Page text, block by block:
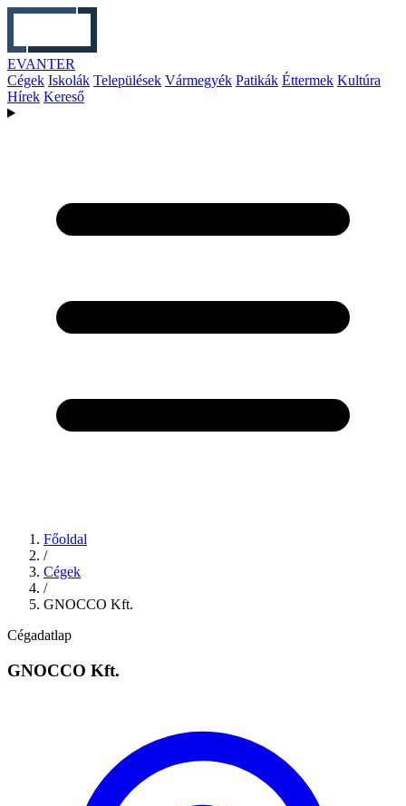
EVANTER
Cégek Iskolák Települések Vármegyék Patikák Éttermek Kultúra
Hírek Kereső
Főoldal
/
Cégek
/
GNOCCO Kft.
Cégadatlap
GNOCCO Kft.